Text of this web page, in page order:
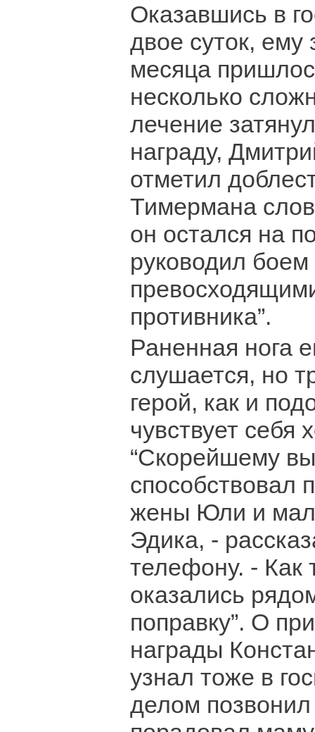
Оказавшись в
двое суток, ему
месяца
несколько
лечение
награду,
отметил
Тимермана
он остался на
руководил боем
противника”.
Раненная нога
слушается, но
герой, как и
чувствует себя
“Скорейшему
способствовал
жены Юли и
Эдика, -
телефону. - Как
оказались
поправку”. О
награды
узнал тоже в
делом